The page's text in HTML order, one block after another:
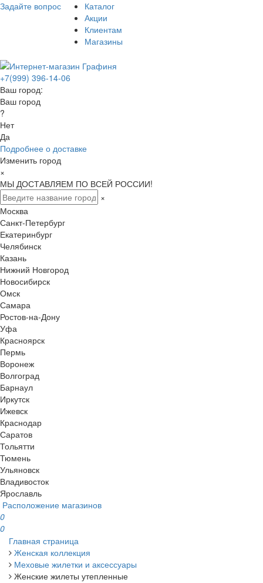
Задайте вопрос
Каталог
Акции
Клиентам
Магазины
+7(999) 396-14-06
Ваш город:
Ваш город
?
Нет
Да
Подробнее о доставке
Изменить город
×
МЫ ДОСТАВЛЯЕМ ПО ВСЕЙ РОССИИ!
×
Москва
Санкт-Петербург
Екатеринбург
Челябинск
Казань
Нижний Новгород
Новосибирск
Омск
Самара
Ростов-на-Дону
Уфа
Красноярск
Пермь
Воронеж
Волгоград
Барнаул
Иркутск
Ижевск
Краснодар
Саратов
Тольятти
Тюмень
Ульяновск
Владивосток
Ярославль
Расположение магазинов
0
0
Главная страница
Женская коллекция
Меховые жилетки и аксессуары
Женские жилеты утепленные